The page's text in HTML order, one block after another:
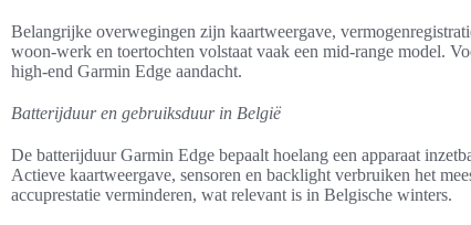
Belangrijke overwegingen zijn kaartweergave,
woon-werk en toertochten volstaat vaak een mid-range model.
high-end Garmin Edge aandacht.
Batterijduur en gebruiksduur in België
De batterijduur Garmin Edge bepaalt hoelang een apparaat
Actieve kaartweergave, sensoren en backlight verbruiken het
accuprestatie verminderen, wat relevant is in Belgische winters.